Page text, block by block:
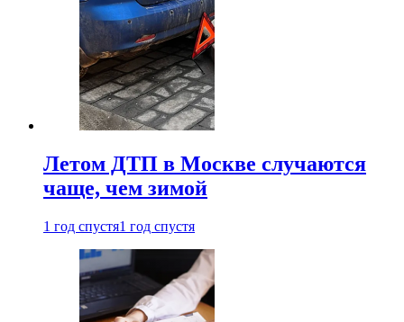
Летом ДТП в Москве случаются
чаще, чем зимой
1 год спустя1 год спустя